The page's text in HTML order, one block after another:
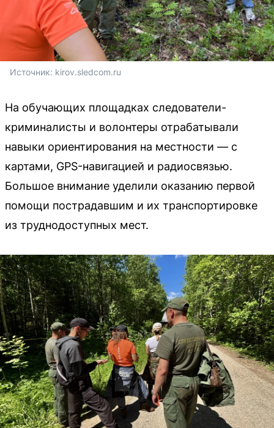
Источник: kirov.sledcom.ru
На обучающих площадках следователи-
криминалисты и волонтеры отрабатывали
навыки ориентирования на местности — с
картами, GPS-навигацией и радиосвязью.
Большое внимание уделили оказанию первой
помощи пострадавшим и их транспортировке
из труднодоступных мест.